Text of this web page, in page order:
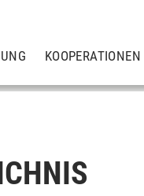
KOOPERATIONEN